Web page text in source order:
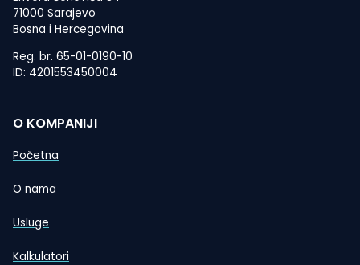
71000 Sarajevo
Bosna i Hercegovina
Reg. br. 65-01-0190-10
ID: 4201553450004
O KOMPANIJI
Početna
O nama
Usluge
Kalkulatori